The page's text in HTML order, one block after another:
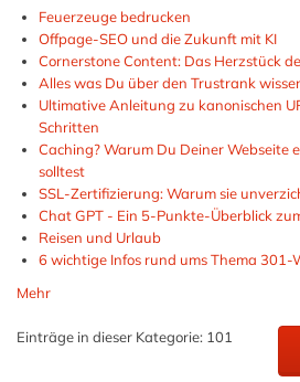
Feuerzeuge bedrucken
Offpage-SEO und die Zukunft mit KI
Cornerstone Content: Das Herzstück
Alles was Du über den Trustrank
Ultimative Anleitung zu kanonischen
Schritten
Caching? Warum Du Deiner Webseite
solltest
SSL-Zertifizierung: Warum sie
Chat GPT - Ein 5-Punkte-Überblick
Reisen und Urlaub
6 wichtige Infos rund ums Thema 301-
Mehr
Einträge in dieser Kategorie: 101